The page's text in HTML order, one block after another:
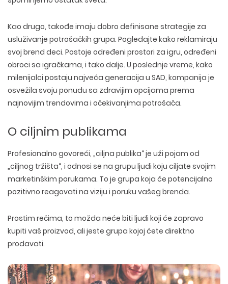
Kao drugo, takođe imaju dobro definisane strategije za
usluživanje potrošačkih grupa. Pogledajte kako reklamiraju
svoj brend deci. Postoje određeni prostori za igru, određeni
obroci sa igračkama, i tako dalje. U poslednje vreme, kako
milenijalci postaju najveća generacija u SAD, kompanija je
osvežila svoju ponudu sa zdravijim opcijama prema
najnovijim trendovima i očekivanjima potrošača.
O ciljnim publikama
Profesionalno govoreći, „ciljna publika“ je uži pojam od
„ciljnog tržišta“, i odnosi se na grupu ljudi koju ciljate svojim
marketinškim porukama. To je grupa koja će potencijalno
pozitivno reagovati na viziju i poruku vašeg brenda.
Prostim rečima, to možda neće biti ljudi koji će zapravo
kupiti vaš proizvod, ali jeste grupa kojoj ćete direktno
prodavati.